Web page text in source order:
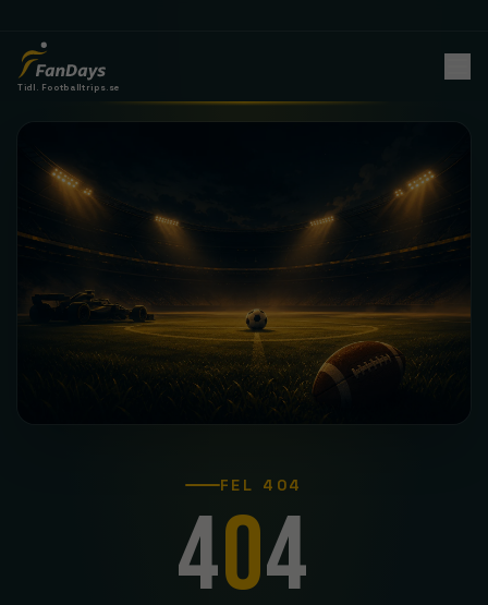
Tidl. Footballtrips.se
FEL 404
404